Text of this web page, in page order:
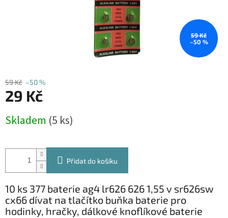
59 Kč
–50 %
59 Kč –50 %
29 Kč
cena:
Skladem (5 ks)
Přidat do košíku
10 ks 377 baterie ag4 lr626 626 1,55 v sr626sw
cx66 dívat na tlačítko buňka baterie pro
hodinky, hračky, dálkové knoflíkové baterie